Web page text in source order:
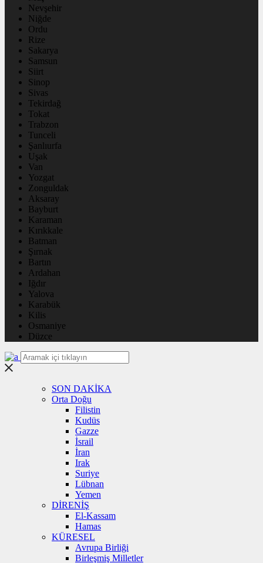
Nevşehir
Niğde
Ordu
Rize
Sakarya
Samsun
Siirt
Sinop
Sivas
Tekirdağ
Tokat
Trabzon
Tunceli
Şanlıurfa
Uşak
Van
Yozgat
Zonguldak
Aksaray
Bayburt
Karaman
Kırıkkale
Batman
Şırnak
Bartın
Ardahan
Iğdır
Yalova
Karabük
Kilis
Osmaniye
Düzce
SON DAKİKA
Orta Doğu
Filistin
Kudüs
Gazze
İsrail
İran
Irak
Suriye
Lübnan
Yemen
DİRENİŞ
El-Kassam
Hamas
KÜRESEL
Avrupa Birliği
Birleşmiş Milletler